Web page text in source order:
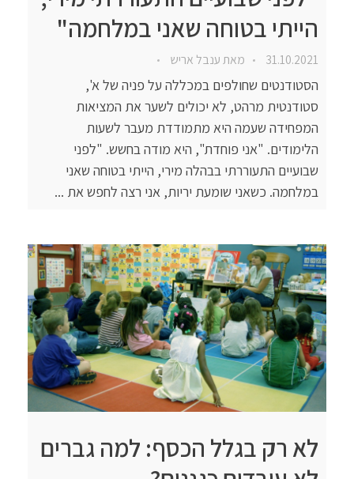
הייתי בטוחה שאני במלחמה"
31.10.2021 מאתענבל אריש
הסטודנטים שחולפים במכללה על פניה של א',
סטודנטית מרהט, לא יכולים לשער את המציאות
המפחידה שעמה היא מתמודדת מעבר לשעות
הלימודים. "אני פוחדת", היא מודה בחשש. "לפני
שבועיים התעוררתי בבהלה מירי, הייתי בטוחה שאני
במלחמה. כשאני שומעת יריות, אני רצה לחפש את ...
לא רק בגלל הכסף: למה גברים